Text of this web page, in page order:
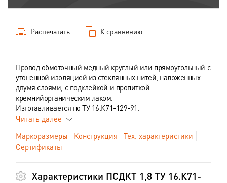
Распечатать К сравнению
Провод обмоточный медный круглый или прямоугольный с
утоненной изоляцией из стеклянных нитей, наложенных
двумя слоями, с подклейкой и пропиткой
кремнийорганическим лаком.
Изготавливается по ТУ 16.К71-129-91.
Читать далее
Маркоразмеры
Конструкция
Тех. характеристики
Сертификаты
Характеристики ПСДКТ 1,8 ТУ 16.К71-